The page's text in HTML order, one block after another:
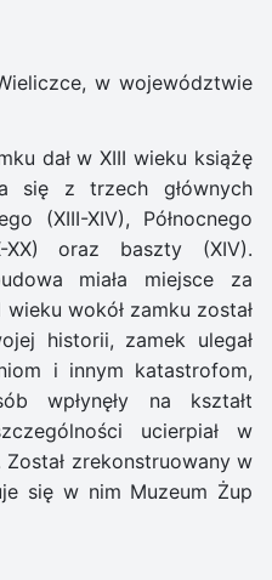
w województwie
dał w XIII wieku książę
się z trzech głównych
(XIII-XIV), Północnego
XX) oraz baszty (XIV).
miała miejsce za
wokół zamku został
historii, zamek ulegał
i innym katastrofom,
wpłynęły na kształt
ucierpiał w
zrekonstruowany w
się w nim Muzeum Żup